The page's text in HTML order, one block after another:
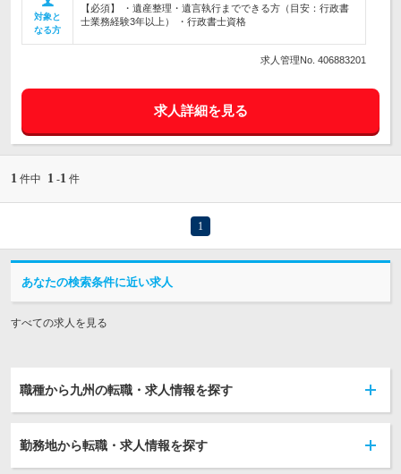
対象と
なる方
【必須】 ・遺産整理・遺言執行までできる方（目安：行政書
士業務経験3年以上） ・行政書士資格
求人管理No. 406883201
求人詳細を見る
1 件中 1 -1 件
1
あなたの検索条件に近い求人
すべての求人を見る
職種から九州の転職・求人情報を探す
勤務地から転職・求人情報を探す